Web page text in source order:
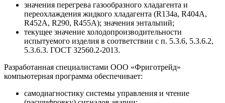
значения перегрева газообразного хладагента и
переохлаждения жидкого хладагента (R134a, R404A,
R452A, R290, R455A); значения энтальпий;
текущее значение холодопроизводительности
испытуемого изделия в соответствии с п. 5.3.6, 5.3.6.2,
5.3.6.3. ГОСТ 32560.2-2013.
Разработанная специалистами ООО «Фриготрейд»
компьютерная программа обеспечивает:
самодиагностику системы управления и чтение